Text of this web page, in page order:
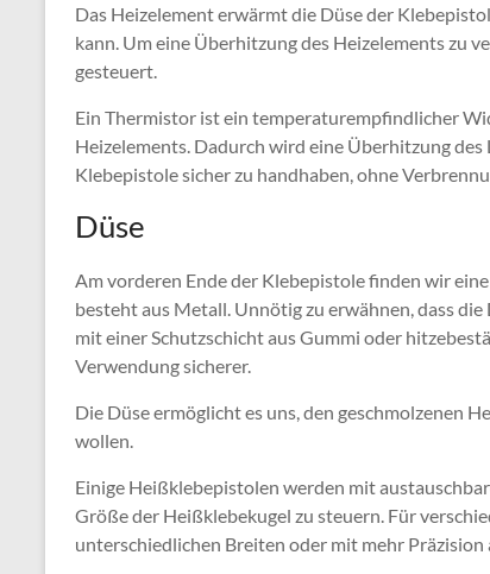
Das Heizelement erwärmt die Düse der
kann. Um eine Überhitzung des Heizelements zu
gesteuert.
Ein Thermistor ist ein temperaturempfindlicher
Heizelements. Dadurch wird eine Überhitzung
Klebepistole sicher zu handhaben, ohne
Düse
Am vorderen Ende der Klebepistole finden wir
besteht aus Metall. Unnötig zu erwähnen, dass
mit einer Schutzschicht aus Gummi oder
Verwendung sicherer.
Die Düse ermöglicht es uns, den geschmolzenen
wollen.
Einige Heißklebepistolen werden mit
Größe der Heißklebekugel zu steuern. Für
unterschiedlichen Breiten oder mit mehr